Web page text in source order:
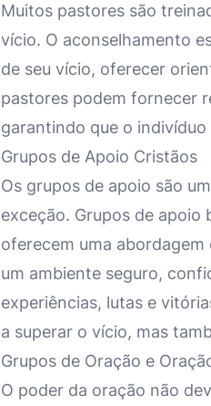
Muitos pastores são
vício. O aconselhamento
de seu vício, oferecer
pastores podem fornecer
garantindo que o
Grupos de Apoio Cristãos
Os grupos de apoio são
exceção. Grupos de apoio
oferecem uma
um ambiente seguro,
experiências, lutas e
a superar o vício, mas
Grupos de Oração e
O poder da oração não